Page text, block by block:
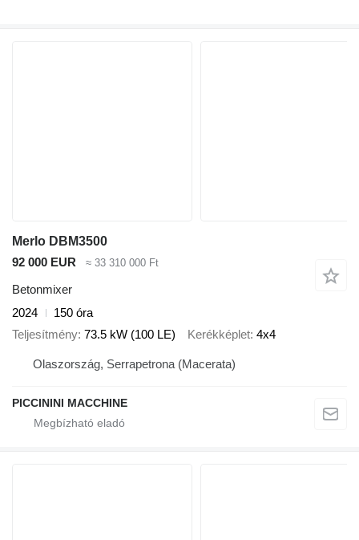
Merlo DBM3500
92 000 EUR
≈ 33 310 000 Ft
Betonmixer
2024
150 óra
Teljesítmény 73.5 kW (100 LE) Kerékképlet 4x4
Olaszország, Serrapetrona (Macerata)
PICCININI MACCHINE